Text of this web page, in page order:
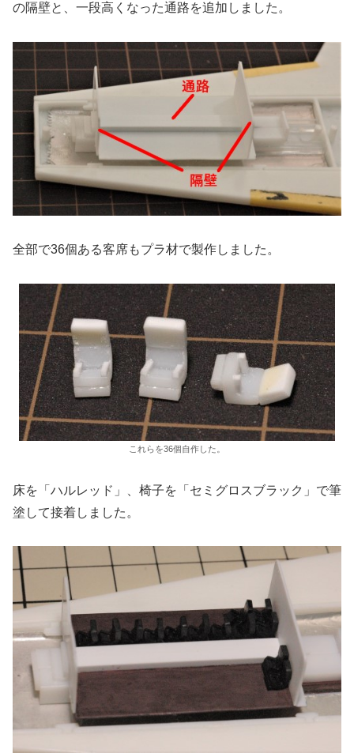
の隔壁と、一段高くなった通路を追加しました。
全部で36個ある客席もプラ材で製作しました。
これらを36個自作した。
床を「ハルレッド」、椅子を「セミグロスブラック」で筆
塗して接着しました。